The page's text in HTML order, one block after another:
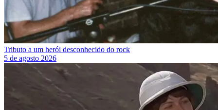
Tributo a um herói desconhecido do rock
5 de agosto 2026